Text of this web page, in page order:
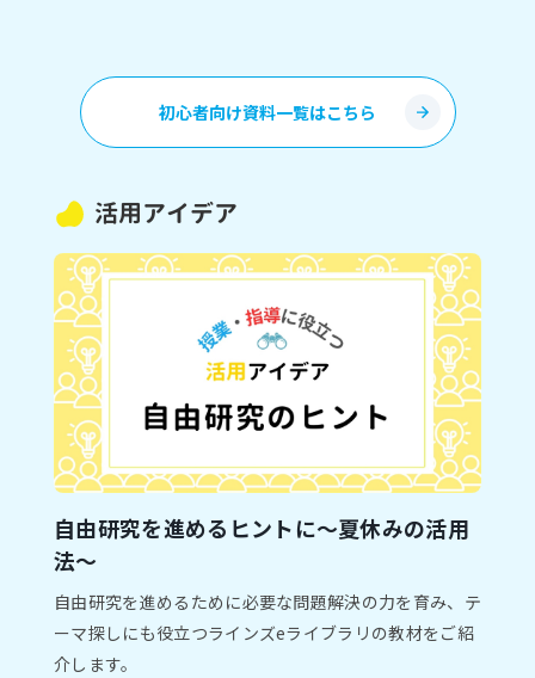
初心者向け資料一覧はこちら
活用アイデア
自由研究を進めるヒントに～夏休みの活用
法～
自由研究を進めるために必要な問題解決の力を育み、テ
ーマ探しにも役立つラインズeライブラリの教材をご紹
介します。